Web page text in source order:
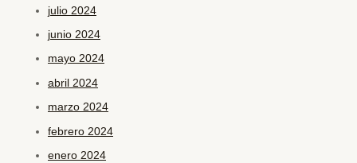
julio 2024
junio 2024
mayo 2024
abril 2024
marzo 2024
febrero 2024
enero 2024